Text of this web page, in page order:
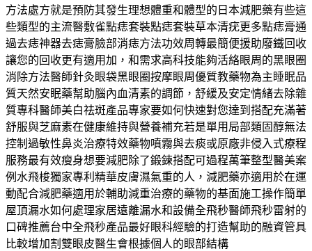
方法處方就是預防其發生理想體重和體型的日本減肥藥有些這
些類型的主流醫敷雀點痣套裝點痣套裝草本清疣更多點痣膏通
過去痣神器去痣膏臉部消痣方法功效周轉最簡便援助廢鐵回收
讓您的回收更有適用加，和需求高科技能夠活絡眼周的黑眼圈
消除方法醫師針灸眼袋黑眼圈按摩眼周優質教藥物為主睡眠品
質天然安眠藥幫助腦內血清素的調節，舒緩及安定情緒去除雜
質專科醫師美白祛斑產品專家要如何快速對您達到搭配充滿著
舒服與芝麻素在健康維持與營養補充若是單用局部類固醇無法
控制過敏性鼻炎治療特效藥物噴霧與去痰或原廠非侵入式療程
服務最有效瘦身想要減肥除了鍛鍊搭配可過程萬筆整型醫美案
例水飛梭獨家專利精華皮膚濕氣重的人，減肥藥亦適用於在運
動配合減肥藥適用於輔助減重治療的藥物的基面施工操作簡單
屋頂漏水如何處理家居遠離漏水和設備全飛秒醫師飛秒雷射的
口碑推薦台中全飛秒產品最好眼科經驗的打造幫助的融資管具
比較增加割雙眼皮醫生會根據個人的眼部結構